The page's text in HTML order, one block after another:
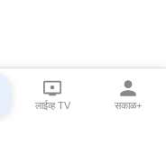
लाईव्ह TV सकाळ+